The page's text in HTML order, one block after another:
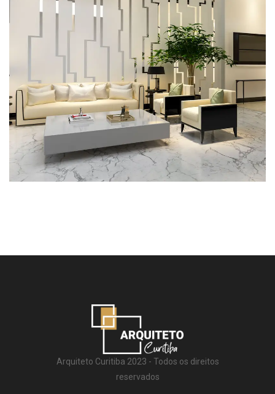
Arquiteto Curitiba 2023 - Todos os direitos
reservados